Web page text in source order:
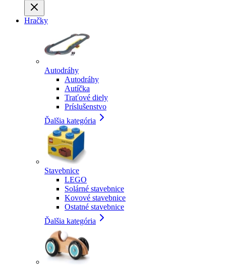
Hračky
Autodráhy
Autodráhy
Autíčka
Traťové diely
Príslušenstvo
Ďalšia kategória
Stavebnice
LEGO
Solárné stavebnice
Kovové stavebnice
Ostatné stavebnice
Ďalšia kategória